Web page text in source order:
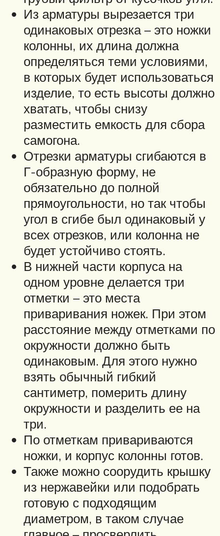
Из арматуры вырезается три
одинаковых отрезка – это ножки
колонны, их длина должна
определяться теми условиями,
в которых будет использоваться
изделие, то есть высоты должно
хватать, чтобы снизу
разместить емкость для сбора
самогона.
Отрезки арматуры сгибаются в
Г-образную форму, не
обязательно до полной
прямоугольности, но так чтобы
угол в сгибе был одинаковый у
всех отрезков, или колонна не
будет устойчиво стоять.
В нижней части корпуса на
одном уровне делается три
отметки – это места
приваривания ножек. При этом
расстояние между отметками по
окружности должно быть
одинаковым. Для этого нужно
взять обычный гибкий
сантиметр, померить длину
окружности и разделить ее на
три.
По отметкам привариваются
ножки, и корпус колонны готов.
Также можно соорудить крышку
из нержавейки или подобрать
готовую с подходящим
диаметром, в таком случае